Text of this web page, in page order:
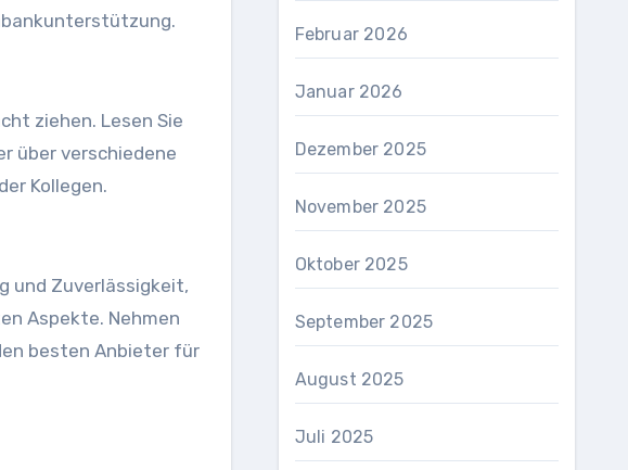
ziehen. Lesen Sie
über verschiedene
Kollegen.
und Zuverlässigkeit,
Aspekte. Nehmen
besten Anbieter für
Februar 2026
Januar 2026
Dezember 2025
November 2025
Oktober 2025
September 2025
August 2025
Juli 2025